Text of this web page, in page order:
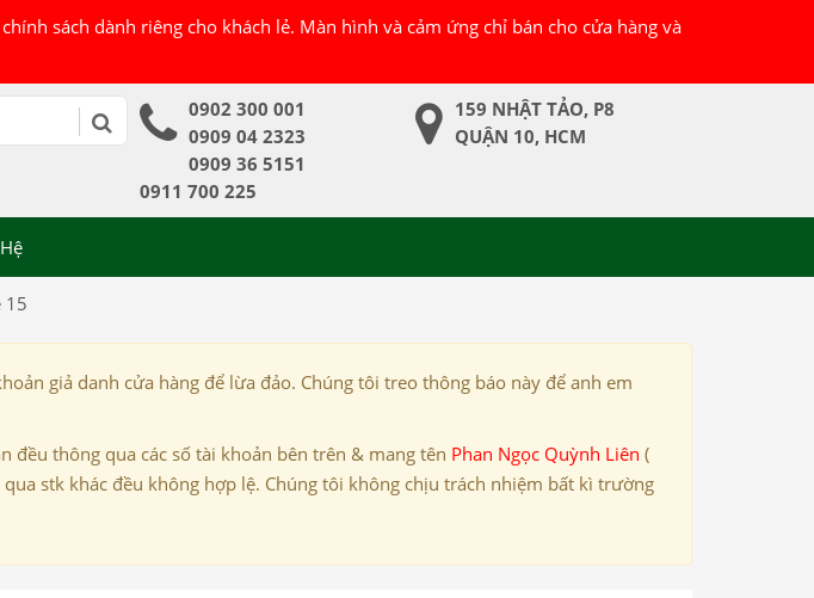
sách dành riêng cho khách lẻ. Màn hình và cảm ứng chỉ bán cho cửa hàng và
0902 300 001
0909 04 2323
0909 36 5151
0911 700 225
159 NHẬT TẢO, P8
QUẬN 10, HCM
15
giả danh cửa hàng để lừa đảo. Chúng tôi treo thông báo này để anh em
đều thông qua các số tài khoản bên trên & mang tên Phan Ngọc Quỳnh Liên (
qua stk khác đều không hợp lệ. Chúng tôi không chịu trách nhiệm bất kì trường